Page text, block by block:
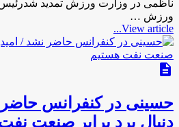
ناظمی در وزارت ورزش تمدید
ورزش …
View article...
description
حسینی در کنفرانس حاضر
دنبال برد برابر صنعت